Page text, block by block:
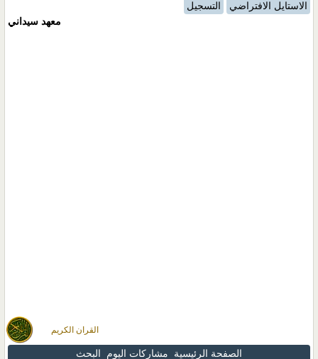
القران الكريم
الاستايل الافتراضي
التسجيل
معهد سيداني
الصفحة الرئيسية مشاركات اليوم البحث